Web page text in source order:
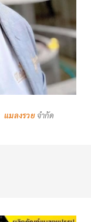
แมลงรวย จำกัด